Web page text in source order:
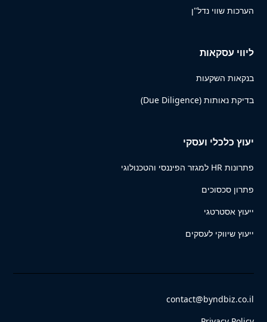
הערכות שווי נדל"ן
ליווי עסקאות
בנקאות השקעות
בדיקת נאותות (Due Diligence)
יעוץ כלכלי ועסקי
פתרונות HR למגזר הפיננסי והטכנולוגי
פתרון סכסוכים
ייעוץ אסטרטגי
ייעוץ שיווקי לעסקים
contact@byndbiz.co.il